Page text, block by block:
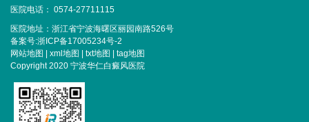
医院电话： 0574-27711115
医院地址：浙江省宁波海曙区丽园南路526号
备案号:浙ICP备17005234号-2
网站地图 | xml地图 | txt地图 | tag地图
Copyright 2020 宁波华仁白癜风医院